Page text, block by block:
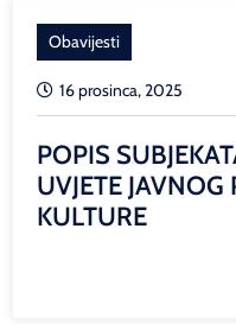
Obavijesti
16 prosinca, 2025
POPIS
UVJETE
KULTURE